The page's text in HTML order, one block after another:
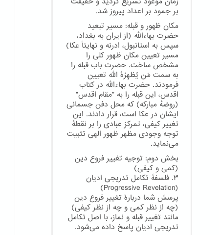
بر جمود بر اعداد پیروز شد.
مکان ظهور و قبله: مسیر تبعید
حضرت بهاءالله (از ایران به بغداد،
سپس به استانبول، ادرنه و نهایتاً عکا)
مسیر تعیین مکان ظهور کلی را
مشخص ساخت. حضرت باب قبله را
به سمت مَن یُظهِرُهُ الله تعیین
فرمودند. حضرت بهاءالله در کتاب
اقدس، این قبله را به "مقام اقدس"
(روضهٔ مبارکه) که محل دفن جسمانی
ایشان در عکا است، قرار دادند. این
تغییر کیفی، تمرکز عبادی را بر نقطهٔ
توجه وجودی مظهر ظهور الهی تثبیت
می‌نماید.
بخش دوم: توجیه تغییر فروع دین
(کمی و کیفی)
۳. فلسفهٔ تکامل تدریجی ادیان
(Progressive Revelation)
پرسش شما دربارهٔ تغییر فروع دین
(چه از نظر کمی و چه از نظر کیفی)
مانند تغییر قبله و نماز، با اصل تکامل
تدریجی ادیان پاسخ داده می‌شود.